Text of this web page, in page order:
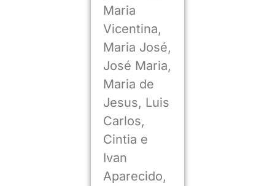
Maria
Vicentina,
Maria José,
José Maria,
Maria de
Jesus, Luis
Carlos,
Cintia e
Ivan
Aparecido,